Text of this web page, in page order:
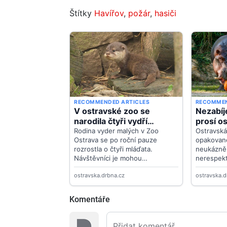
Štítky Havířov, požár, hasiči
Komentáře